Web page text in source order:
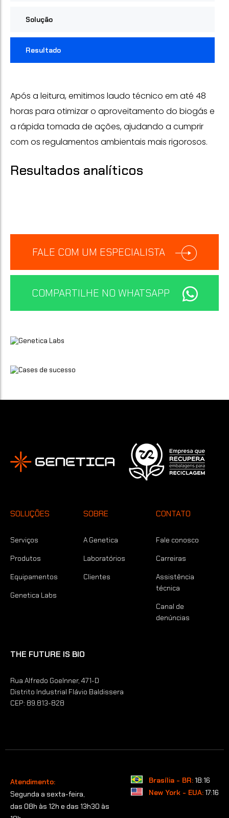
Solução
Resultado
Após a leitura, emitimos laudo técnico em até 48
horas para otimizar o aproveitamento do biogás e
a rápida tomada de ações, ajudando a cumprir
com os regulamentos ambientais mais rigorosos.
Resultados analíticos
FALE COM UM ESPECIALISTA
COMPARTILHE NO WHATSAPP
SOLUÇÕES
Serviços
Produtos
Equipamentos
Genetica Labs
SOBRE
A Genetica
Laboratórios
Clientes
CONTATO
Fale conosco
Carreiras
Assistência
técnica
Canal de
denúncias
THE FUTURE IS BIO
Rua Alfredo Goelnner, 471-D
Distrito Industrial Flávio Baldissera
CEP: 89.813-828
Atendimento:
Segunda a sexta-feira,
das 08h às 12h e das 13h30 às
Brasília - BR: 18:16
New York - EUA: 17:16